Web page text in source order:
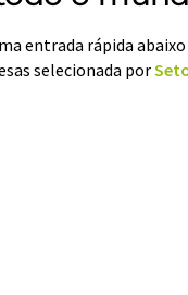
entrada rápida
selecionada por